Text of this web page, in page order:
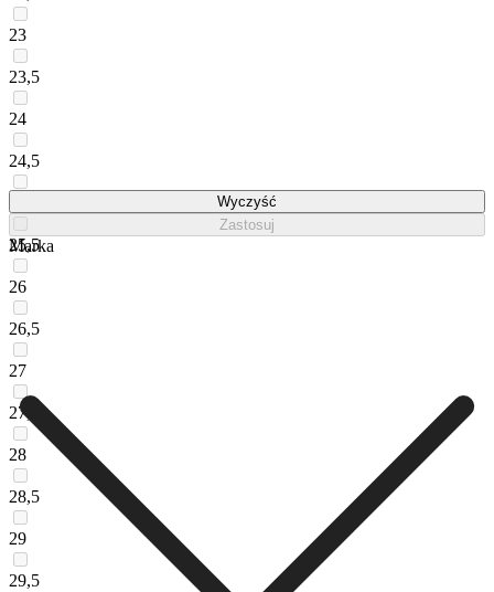
23
23,5
24
24,5
25,5
26
26,5
27
27,5
28
28,5
29
29,5
Wyczyść
Zastosuj
Marka